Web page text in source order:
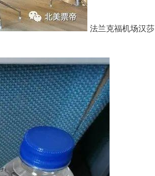
法兰克福机场汉莎